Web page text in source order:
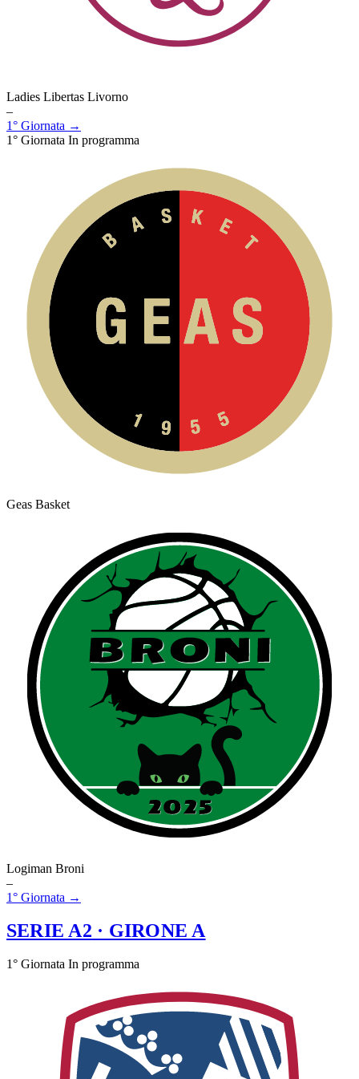
Ladies Libertas Livorno
–
1° Giornata →
1° Giornata In programma
Geas Basket
Logiman Broni
–
1° Giornata →
SERIE A2 · GIRONE A
1° Giornata In programma